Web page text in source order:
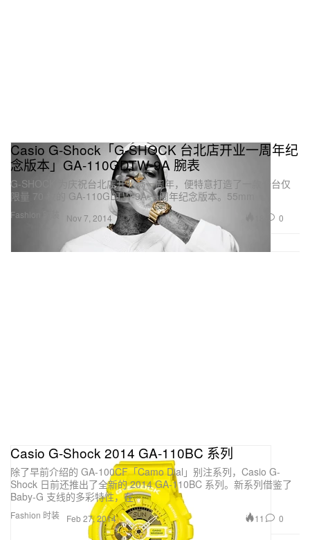
Fashion 时装
Casio G-Shock「G-SHOCK 台北店开业一周年纪
念版本」GA-110GDTW-9A 腕表
G-SHOCK 为庆祝台北店开业满一周年，便特意打造了一款全台仅
限量 70 枚的 GA-110GDTW-9A 一周年纪念版本。55mm
Nov 7, 2014 0
Fashion 时装
Casio G-Shock 2014 GA-110BC 系列
除了早前介绍的 GA-100CF「Camo Dial」别注系列，Casio G-
Shock 日前还推出了全新的 2014 GA-110BC 系列。新系列借鉴了
Baby-G 支线的多彩特性，在
Feb 27, 2014 11 0